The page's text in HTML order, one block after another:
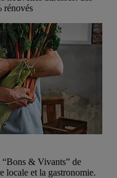
rénovés
& Vivants” de
locale et la gastronomie.